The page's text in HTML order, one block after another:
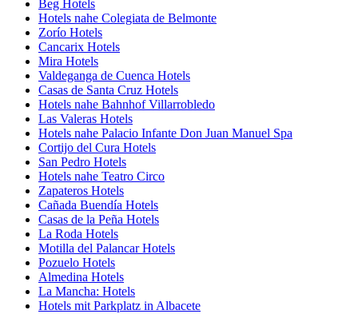
Beg Hotels
Hotels nahe Colegiata de Belmonte
Zorío Hotels
Cancarix Hotels
Mira Hotels
Valdeganga de Cuenca Hotels
Casas de Santa Cruz Hotels
Hotels nahe Bahnhof Villarrobledo
Las Valeras Hotels
Hotels nahe Palacio Infante Don Juan Manuel Spa
Cortijo del Cura Hotels
San Pedro Hotels
Hotels nahe Teatro Circo
Zapateros Hotels
Cañada Buendía Hotels
Casas de la Peña Hotels
La Roda Hotels
Motilla del Palancar Hotels
Pozuelo Hotels
Almedina Hotels
La Mancha: Hotels
Hotels mit Parkplatz in Albacete